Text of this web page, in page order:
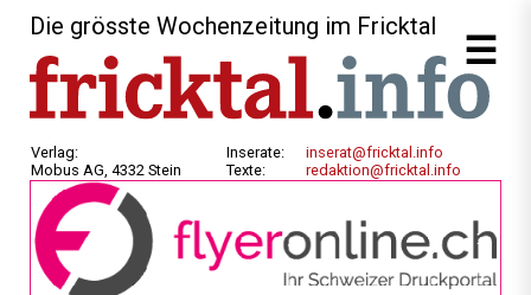
Die grösste Wochenzeitung im Fricktal
Verlag:
Mobus AG, 4332 Stein
Inserate:
Texte:
inserat@fricktal.info
redaktion@fricktal.info